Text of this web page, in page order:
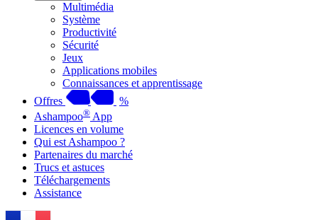
Multimédia
Système
Productivité
Sécurité
Jeux
Applications mobiles
Connaissances et apprentissage
Offres
%
Ashampoo® App
Licences en volume
Qui est Ashampoo ?
Partenaires du marché
Trucs et astuces
Téléchargements
Assistance